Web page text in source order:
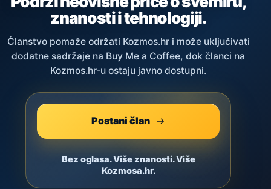
znanosti i tehnologiji.
Članstvo pomaže održati Kozmos.hr i može uključivati
dodatne sadržaje na Buy Me a Coffee, dok članci na
Kozmos.hr-u ostaju javno dostupni.
Postani član
Bez oglasa. Više znanosti. Više
Kozmosa.hr.